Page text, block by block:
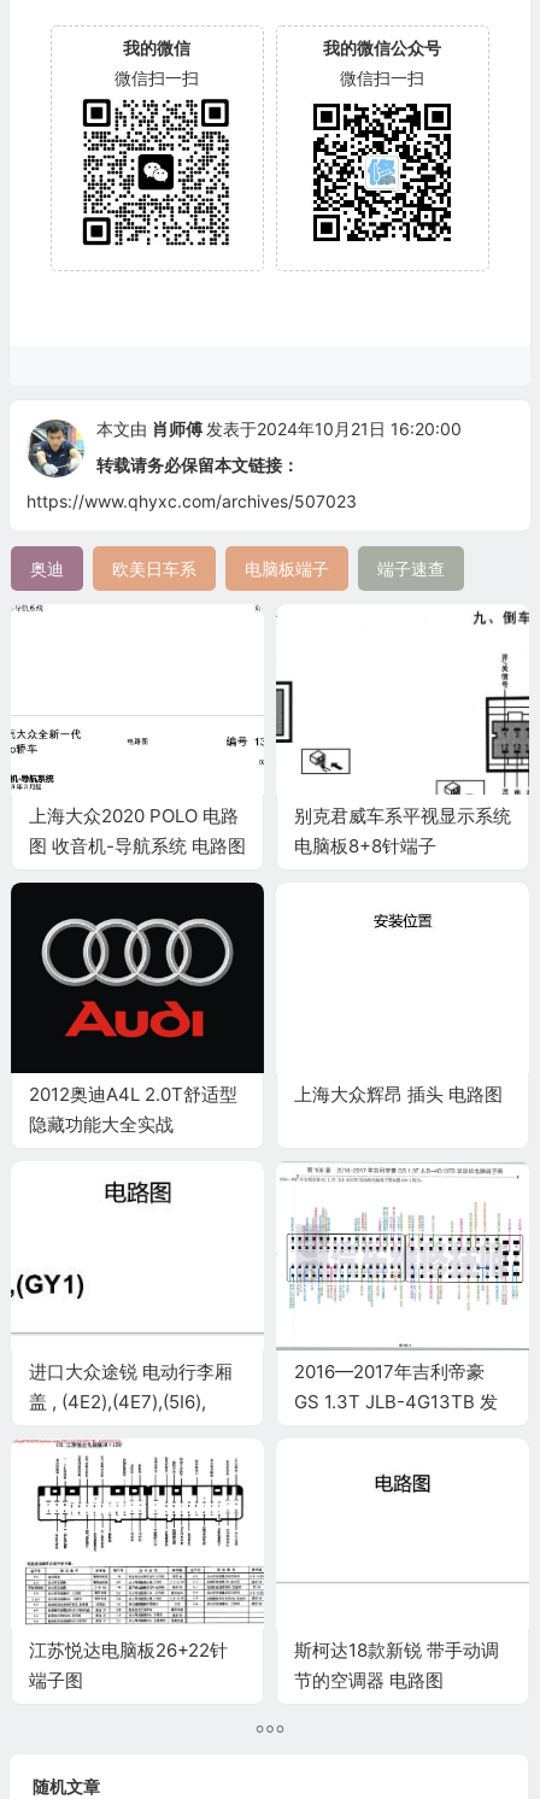
我的微信
微信扫一扫
我的微信公众号
微信扫一扫
本文由 肖师傅 发表于2024年10月21日 16:20:00
转载请务必保留本文链接：
https://www.qhyxc.com/archives/507023
奥迪 欧美日车系 电脑板端子 端子速查
上海大众2020 POLO 电路
图 收音机-导航系统 电路图
别克君威车系平视显示系统
电脑板8+8针端子
2012奥迪A4L 2.0T舒适型
隐藏功能大全实战
上海大众辉昂 插头 电路图
进口大众途锐 电动行李厢
盖 , (4E2),(4E7),(5I6),
2016—2017年吉利帝豪
GS 1.3T JLB-4G13TB 发
江苏悦达电脑板26+22针
端子图
斯柯达18款新锐 带手动调
节的空调器 电路图
随机文章